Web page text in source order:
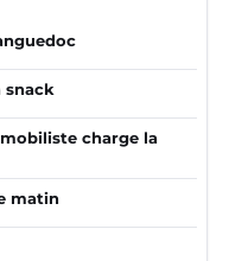
snack
charge la
matin